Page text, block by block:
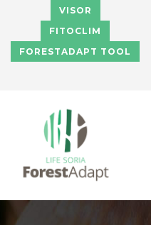
Pasar al contenido principal
VISOR
FITOCLIM
FORESTADAPT TOOL